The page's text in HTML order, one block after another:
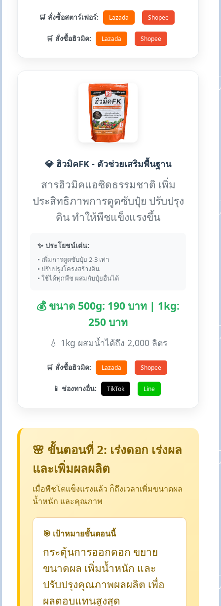
🛒 สั่งซื้อสตาร์เฟอร์: Lazada Shopee
🛒 สั่งซื้อฮิวมิค: Lazada Shopee
💎 ฮิวมิคFK - ตัวช่วยเสริมพื้นฐาน
สารฮิวมิคแอซิดธรรมชาติ เพิ่ม
ประสิทธิภาพการดูดซับปุ๋ย ปรับปรุง
ดิน ทำให้พืชแข็งแรงขึ้น
✨ ประโยชน์เด่น:
• เพิ่มการดูดซับปุ๋ย 2-3 เท่า
• ปรับปรุงโครงสร้างดิน
• ใช้ได้ทุกพืช ผสมกับปุ๋ยอื่นได้
💰 ขนาด 500g: 190 บาท | 1kg:
250 บาท
💧 1kg ผสมน้ำได้ถึง 2,000 ลิตร
🛒 สั่งซื้อฮิวมิค: Lazada Shopee
📱 ช่องทางอื่น: TikTok Line
🌸 ขั้นตอนที่ 2: เร่งดอก เร่งผล
และเพิ่มผลผลิต
เมื่อพืชโตแข็งแรงแล้ว ก็ถึงเวลาเพิ่มขนาดผล
น้ำหนัก และคุณภาพ
🎯 เป้าหมายขั้นตอนนี้
กระตุ้นการออกดอก ขยาย
ขนาดผล เพิ่มน้ำหนัก และ
ปรับปรุงคุณภาพผลผลิต เพื่อ
ผลตอบแทนสูงสุด